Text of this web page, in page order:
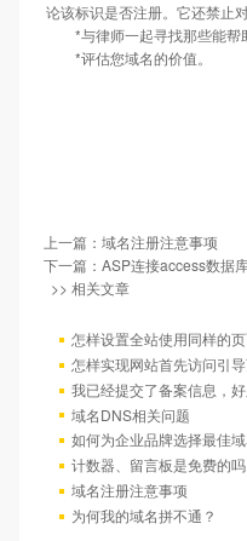
论该标识是否注册。它还禁止
*与律师一起寻找那些能帮
*评估您域名的价值。
上一篇： 域名注册注意事项
下一篇： ASP连接access数据
>> 相关文章
怎样设置全站使用同样的
怎样实现网站首先访问引
我已经提交了备案信息，
域名DNS相关问题
如何为企业品牌选择最佳
计数器、留言板是免费的
域名注册注意事项
为何我的域名拼不通？